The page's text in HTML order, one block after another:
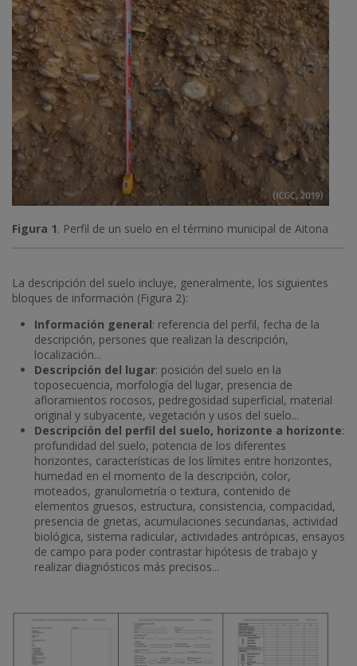
Figura 1. Perfil de un suelo en el término municipal de Aitona
La descripción del suelo incluye, generalmente, los siguientes
bloques de información (Figura 2):
Información general: referencia del perfil, fecha de la
descripción, persones que realizan la descripción,
localización...
Descripción del lugar: posición del suelo en la
toposecuencia, morfología del lugar, presencia de
afloramientos rocosos, pedregosidad superficial, material
original y subyacente, vegetación y usos del suelo...
Descripción del perfil del suelo, horizonte a horizonte:
profundidad del suelo, potencia de los diferentes
horizontes, características de los límites entre horizontes,
humedad en el momento de la descripción, color,
moteados, granulometría o textura, contenido de
elementos gruesos, estructura, consistencia, compacidad,
presencia de grietas, acumulaciones secundarias, actividad
biológica, sistema radicular, actividades antrópicas, ensayos
de campo para poder contrastar hipótesis de trabajo y
realizar diagnósticos más precisos...